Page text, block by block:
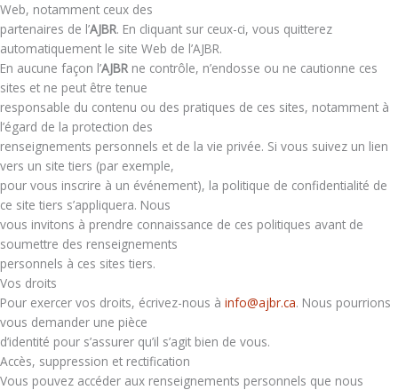
Web, notamment ceux des
partenaires de l’AJBR. En cliquant sur ceux-ci, vous quitterez
automatiquement le site Web de l’AJBR.
En aucune façon l’AJBR ne contrôle, n’endosse ou ne cautionne ces
sites et ne peut être tenue
responsable du contenu ou des pratiques de ces sites, notamment à
l’égard de la protection des
renseignements personnels et de la vie privée. Si vous suivez un lien
vers un site tiers (par exemple,
pour vous inscrire à un événement), la politique de confidentialité de
ce site tiers s’appliquera. Nous
vous invitons à prendre connaissance de ces politiques avant de
soumettre des renseignements
personnels à ces sites tiers.
Vos droits
Pour exercer vos droits, écrivez-nous à info@ajbr.ca. Nous pourrions
vous demander une pièce
d’identité pour s’assurer qu’il s’agit bien de vous.
Accès, suppression et rectification
Vous pouvez accéder aux renseignements personnels que nous